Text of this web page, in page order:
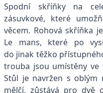
Spodní skříňky na
zásuvkové, které
věcem. Rohová skříňka
Le mans, které po
do jinak těžko
trouba jsou umístěny ve
Stůl je navržen s oblým
mělčí, zůstává pro dvě